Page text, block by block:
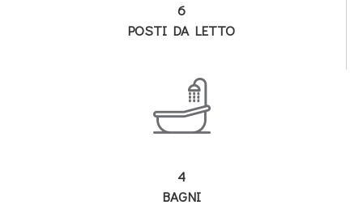
6
POSTI DA LETTO
4
BAGNI